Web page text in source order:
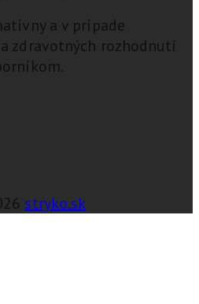
a v prípade
zdravotných rozhodnutí
stryko.sk